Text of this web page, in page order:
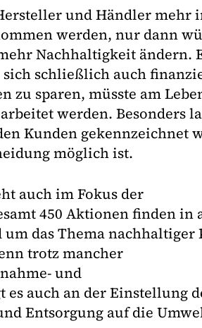
und Händler mehr
werden, nur dann
Nachhaltigkeit ändern.
schließlich auch
zu sparen, müsste am
werden. Besonders
Kunden gekennzeichnet
möglich ist.
auch im Fokus der
450 Aktionen finden in
das Thema nachhaltiger
trotz mancher
und
auch an der Einstellung
Entsorgung auf die